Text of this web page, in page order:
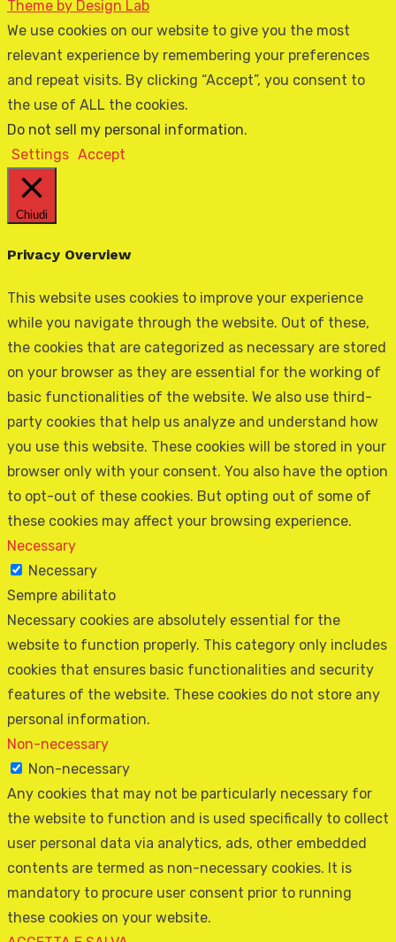
Theme by Design Lab
We use cookies on our website to give you the most
relevant experience by remembering your preferences
and repeat visits. By clicking “Accept”, you consent to
the use of ALL the cookies.
Do not sell my personal information.
Settings Accept
Chiudi
Privacy Overview
This website uses cookies to improve your experience
while you navigate through the website. Out of these,
the cookies that are categorized as necessary are stored
on your browser as they are essential for the working of
basic functionalities of the website. We also use third-
party cookies that help us analyze and understand how
you use this website. These cookies will be stored in your
browser only with your consent. You also have the option
to opt-out of these cookies. But opting out of some of
these cookies may affect your browsing experience.
Necessary
Necessary
Sempre abilitato
Necessary cookies are absolutely essential for the
website to function properly. This category only includes
cookies that ensures basic functionalities and security
features of the website. These cookies do not store any
personal information.
Non-necessary
Non-necessary
Any cookies that may not be particularly necessary for
the website to function and is used specifically to collect
user personal data via analytics, ads, other embedded
contents are termed as non-necessary cookies. It is
mandatory to procure user consent prior to running
these cookies on your website.